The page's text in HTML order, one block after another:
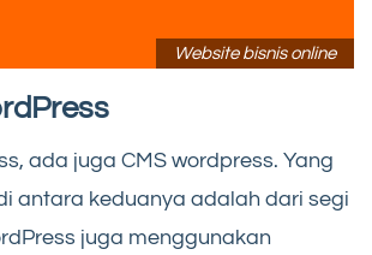
Website bisnis online
ada juga CMS wordpress. Yang
antara keduanya adalah dari segi
juga menggunakan